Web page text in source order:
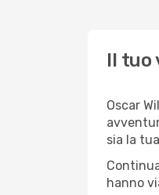
Il tuo
Oscar
sia la
hanno